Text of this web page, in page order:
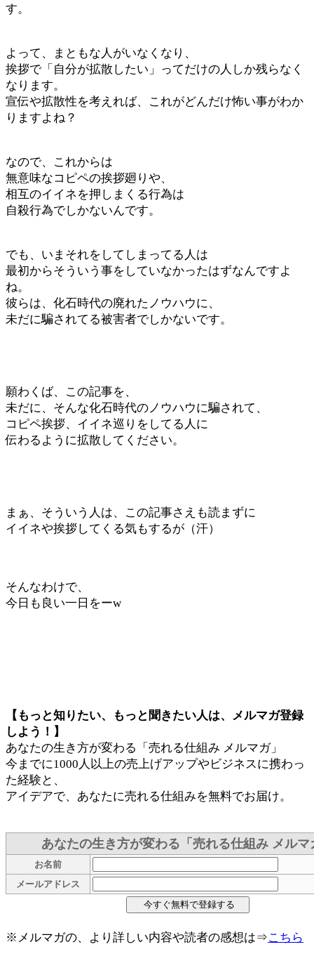
す。
よって、まともな人がいなくなり、
挨拶で「自分が拡散したい」ってだけの人しか残らなく
なります。
宣伝や拡散性を考えれば、これがどんだけ怖い事がわか
りますよね？
なので、これからは
無意味なコピペの挨拶廻りや、
相互のイイネを押しまくる行為は
自殺行為でしかないんです。
でも、いまそれをしてしまってる人は
最初からそういう事をしていなかったはずなんですよ
ね。
彼らは、化石時代の廃れたノウハウに、
未だに騙されてる被害者でしかないです。
願わくば、この記事を、
未だに、そんな化石時代のノウハウに騙されて、
コピペ挨拶、イイネ巡りをしてる人に
伝わるように拡散してください。
まぁ、そういう人は、この記事さえも読まずに
イイネや挨拶してくる気もするが（汗）
そんなわけで、
今日も良い一日をーw
【もっと知りたい、もっと聞きたい人は、メルマガ登録
しよう！】
あなたの生き方が変わる「売れる仕組み メルマガ」
今までに1000人以上の売上げアップやビジネスに携わっ
た経験と、
アイデアで、あなたに売れる仕組みを無料でお届け。
あなたの生き方が変わる「売れる仕組み メルマ
お名前
メールアドレス
※メルマガの、より詳しい内容や読者の感想は⇒こちら